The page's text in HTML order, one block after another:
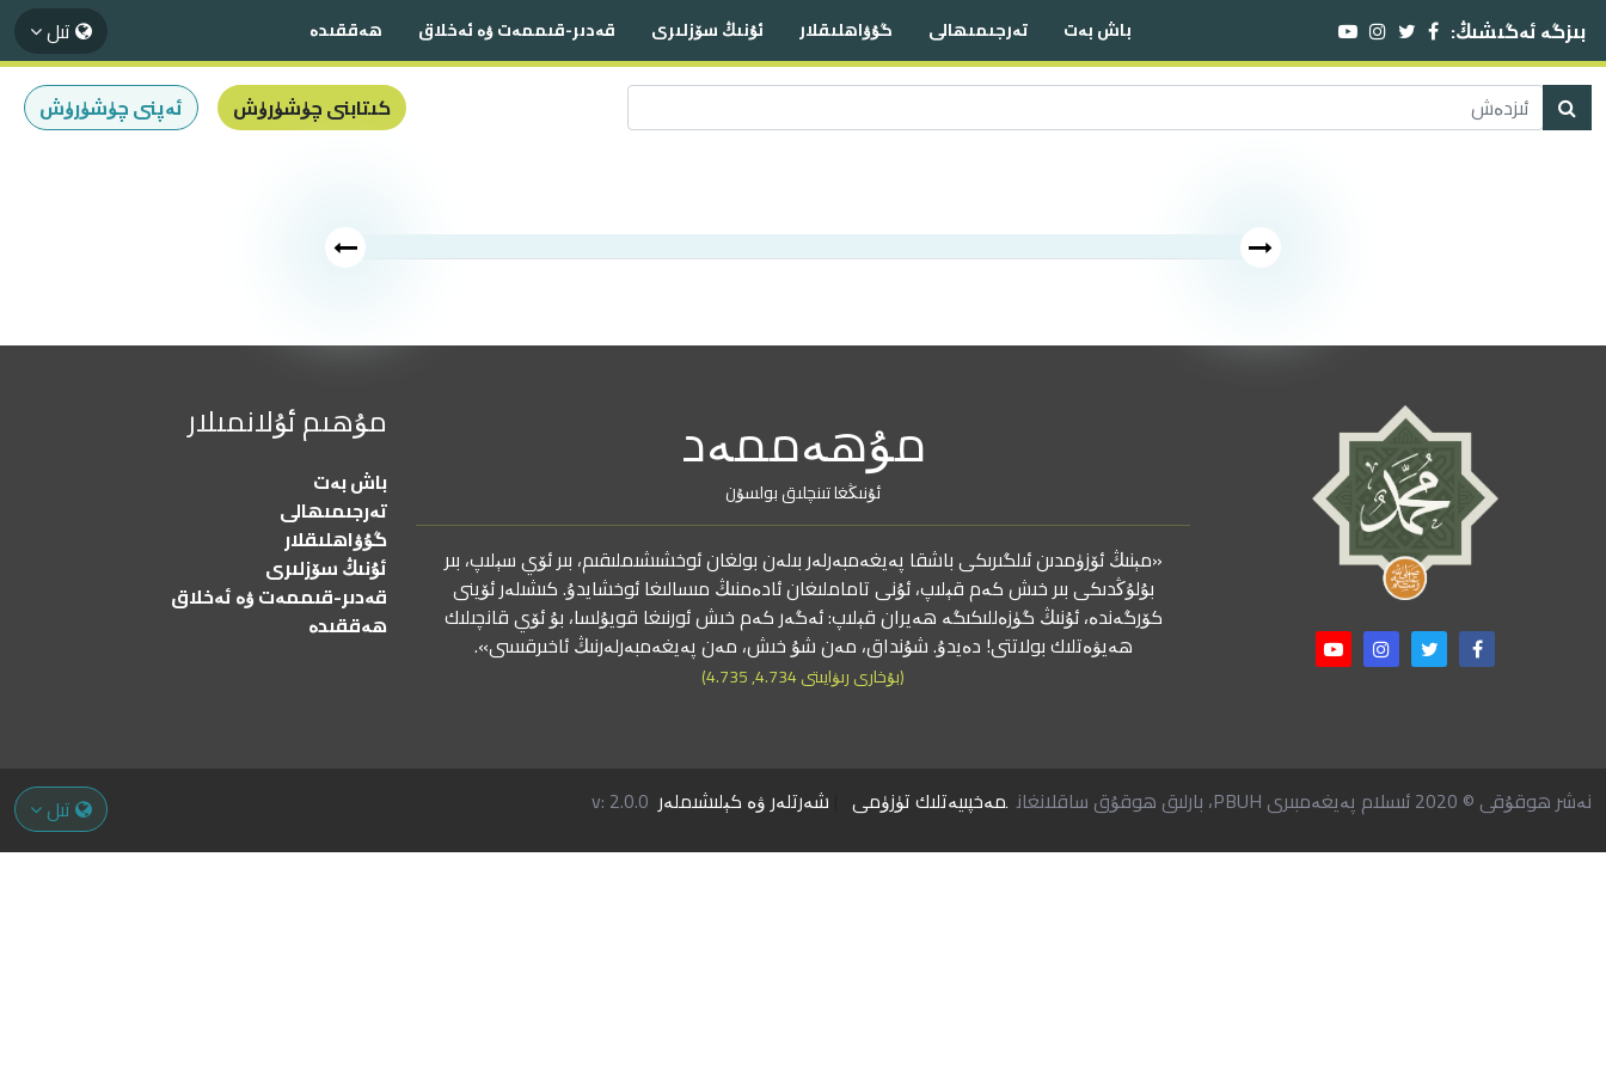
بىزگە ئەگىشىڭ: باش بەت تەرجىمىھالى گۇۋاھلىقلار ئۇنىڭ سۆزلىرى قەدىر-قىممەت ۋە ئەخلاق ھەققىدە تىل
كىتابنى چۈشۈرۈش ئەپنى چۈشۈرۈش
مۇھەممەد
ئۇنىڭغا تىنچلىق بولسۇن
«مېنىڭ ئۆزۈمدىن ئىلگىرىكى باشقا پەيغەمبەرلەر بىلەن بولغان ئوخشىشىملىقىم، بىر ئۆي سېلىپ، بىر
بۇلۇڭدىكى بىر خىش كەم قېلىپ، ئۇنى تاماملىغان ئادەمنىڭ مىسالىغا ئوخشايدۇ. كىشىلەر ئۆينى
كۆرگەندە، ئۇنىڭ گۈزەللىكىگە ھەيران قېلىپ: ئەگەر كەم خىش ئورنىغا قويۇلسا، بۇ ئۆي قانچىلىك
ھەيۋەتلىك بولاتتى! دەيدۇ. شۇنداق، مەن شۇ خىش، مەن پەيغەمبەرلەرنىڭ ئاخىرقىسى».
(بۇخارى رىۋايىتى 4.734, 4.735)
مۇھىم ئۇلانمىلار
باش بەت
تەرجىمىھالى
گۇۋاھلىقلار
ئۇنىڭ سۆزلىرى
قەدىر-قىممەت ۋە ئەخلاق
ھەققىدە
نەشر ھوقۇقى © 2020 ئىسلام پەيغەمبىرى PBUH، بارلىق ھوقۇق ساقلانغان مەخپىيەتلىك تۈزۈمى شەرتلەر ۋە كېلىشىملەر v: 2.0.0 تىل